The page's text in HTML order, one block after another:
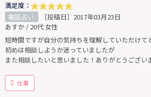
満足度：
電話占い
［投稿日］2017年03月23日
あすか / 20代 女性
短時間ですが自分の気持ちを理解していただけて
初めは相談しようか迷っていましたが
また相談したいと思いました！ありがとうござい
仕事